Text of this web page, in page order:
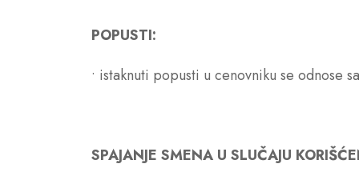
POPUSTI:
• istaknuti popusti u cenovniku se odnose
SPAJANJE SMENA U SLUČAJU